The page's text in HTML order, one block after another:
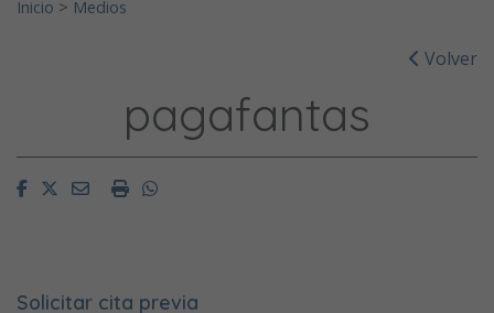
Inicio > Medios
Volver
pagafantas
FacebookTwitterEmailImprimirWhatsapp
Solicitar cita previa